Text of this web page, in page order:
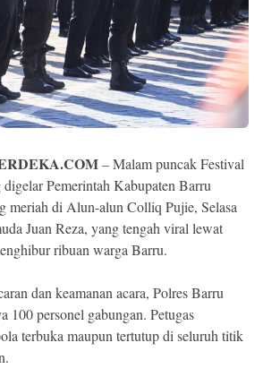
– Malam puncak Festival
digelar Pemerintah Kabupaten Barru
meriah di Alun-alun Colliq Pujie, Selasa
Juan Reza, yang tengah viral lewat
ribuan warga Barru.
dan keamanan acara, Polres Barru
100 personel gabungan. Petugas
terbuka maupun tertutup di seluruh titik